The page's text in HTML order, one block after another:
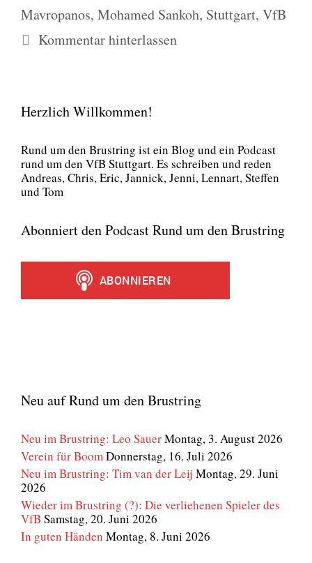
Mavropanos, Mohamed Sankoh, Stuttgart, VfB
Kommentar hinterlassen
Herzlich Willkommen!
Rund um den Brust­ring ist ein Blog und ein Pod­cast
rund um den VfB Stutt­gart. Es schrei­ben und reden
Andre­as, Chris, Eric, Jan­nick, Jen­ni, Lenn­art, Stef­fen
und Tom
Abonniert den Podcast Rund um den Brustring
Neu auf Rund um den Brustring
Neu im Brustring: Leo SauerMontag, 3. August 2026
Verein für BoomDonnerstag, 16. Juli 2026
Neu im Brustring: Tim van der Leij Montag, 29. Juni
2026
Wieder im Brustring (?): Die verliehenen Spieler des
VfB Samstag, 20. Juni 2026
In guten Händen Montag, 8. Juni 2026